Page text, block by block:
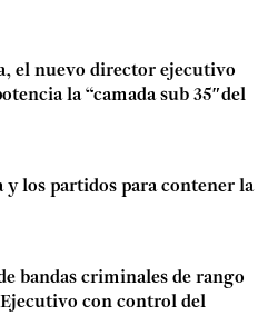
el nuevo director ejecutivo
la “camada sub 35″del
y los partidos para contener la
bandas criminales de rango
con control del